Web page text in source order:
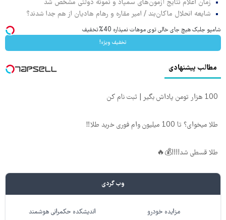
زمان اعلام نتایج آزمون‌های سمپاد و نمونه دولتی مشخص شد
شایعه انحلال ماکان‌بند / امیر مقاره و رهام هادیان از هم جدا شدند؟
شامپو جلبک هیچ جای خالی توی موهات نمیذاره 40%تخفیف
تخفیف ویژه!
مطالب پیشنهادی
100 هزار تومن پاداش بگیر | ثبت نام کن
طلا میخوای؟ تا 100 میلیون وام فوری خرید طلا‼️
طلا قسطی شد!!!!💰🔥
وب گردی
مزایده خودرو اندیشکده حکمرانی هوشمند